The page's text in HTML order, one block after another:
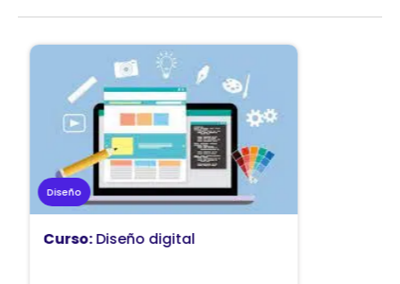
Marketing
Curso:Diseño y comunicación